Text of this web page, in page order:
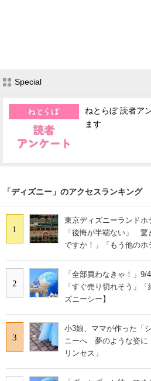
Special
ねとらぼ 読者ア
ます
「ディズニー」のアクセスランキング
1
東京ディズニーランド
「後悔が半端ない」 驚
ですか！」「もう他のホ
2
「全部買わなきゃ！」
「すぐ売り切れそう」
ズニーシー】
3
小3娘、ママが作った「
ニーへ 夢のような姿に
リンセス」